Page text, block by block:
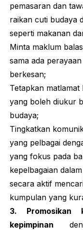
pemasaran dan
raikan cuti budaya
seperti makanan
Minta maklum
sama ada
berkesan;
Tetapkan
yang boleh diukur
budaya;
Tingkatkan
yang pelbagai
yang fokus pada
kepelbagaian
secara aktif
kumpulan yang
3. Promosikan
kepimpinan